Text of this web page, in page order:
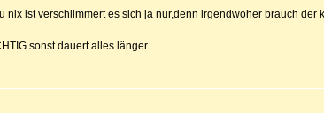
ist verschlimmert es sich ja nur,denn irgendwoher brauch der
sonst dauert alles länger